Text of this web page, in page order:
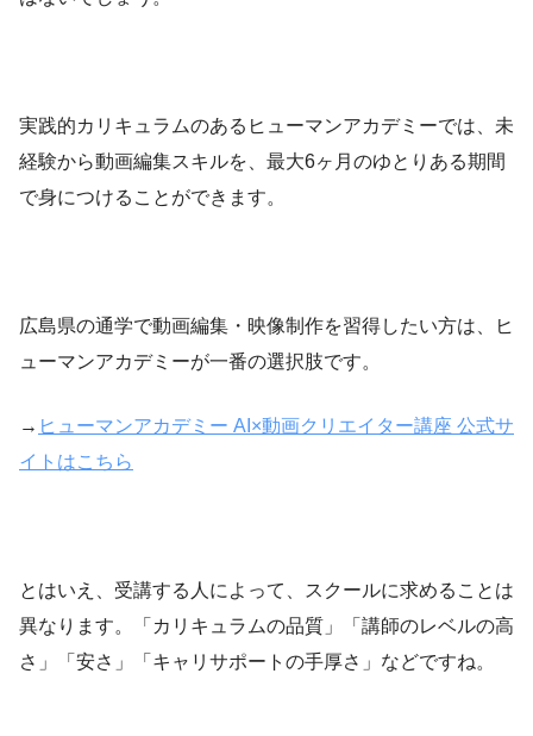
実践的カリキュラムのあるヒューマンアカデミーでは、未
経験から動画編集スキルを、最大6ヶ月のゆとりある期間
で身につけることができます。
広島県の通学で動画編集・映像制作を習得したい方は、ヒ
ューマンアカデミーが一番の選択肢です。
→ ヒューマンアカデミー AI×動画クリエイター講座 公式サ
イトはこちら
とはいえ、受講する人によって、スクールに求めることは
異なります。「カリキュラムの品質」「講師のレベルの高
さ」「安さ」「キャリサポートの手厚さ」などですね。